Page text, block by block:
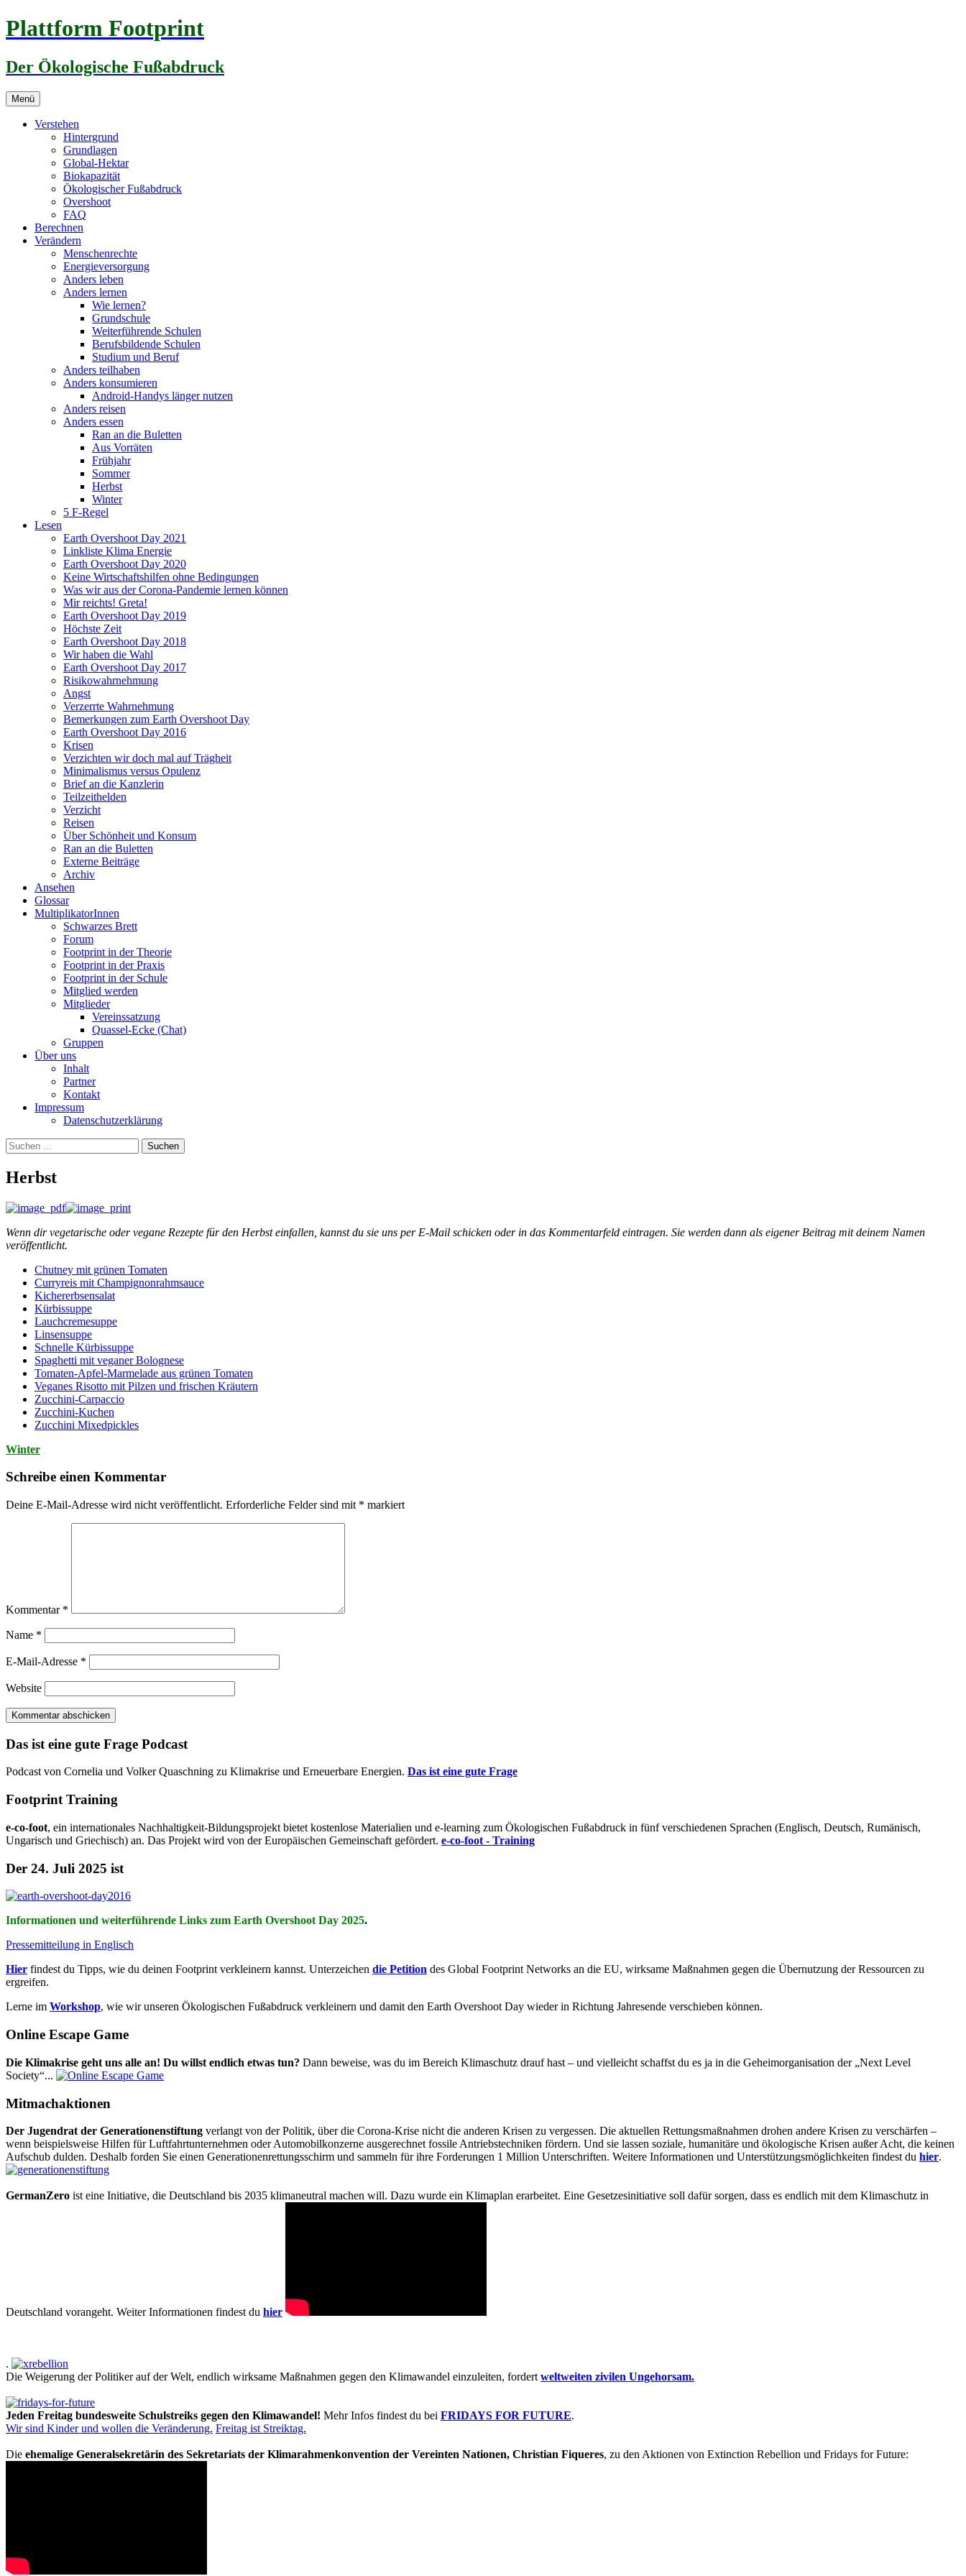
Zum
Inhalt
Plattform Footprint
Der Ökologische Fußabdruck
Menü
Verstehen
Hintergrund
Grundlagen
Global-Hektar
Biokapazität
Ökologischer Fußabdruck
Overshoot
FAQ
Berechnen
Verändern
Menschenrechte
Energieversorgung
Anders leben
Anders lernen
Wie lernen?
Grundschule
Weiterführende Schulen
Berufsbildende Schulen
Studium und Beruf
Anders teilhaben
Anders konsumieren
Android-Handys länger nutzen
Anders reisen
Anders essen
Ran an die Buletten
Aus Vorräten
Frühjahr
Sommer
Herbst
Winter
5 F-Regel
Lesen
Earth Overshoot Day 2021
Linkliste Klima Energie
Earth Overshoot Day 2020
Keine Wirtschaftshilfen ohne Bedingungen
Was wir aus der Corona-Pandemie lernen können
Mir reichts! Greta!
Earth Overshoot Day 2019
Höchste Zeit
Earth Overshoot Day 2018
Wir haben die Wahl
Earth Overshoot Day 2017
Risikowahrnehmung
Angst
Verzerrte Wahrnehmung
Bemerkungen zum Earth Overshoot Day
Earth Overshoot Day 2016
Krisen
Verzichten wir doch mal auf Trägheit
Minimalismus versus Opulenz
Brief an die Kanzlerin
Teilzeithelden
Verzicht
Reisen
Über Schönheit und Konsum
Ran an die Buletten
Externe Beiträge
Archiv
Ansehen
Glossar
MultiplikatorInnen
Schwarzes Brett
Forum
Footprint in der Theorie
Footprint in der Praxis
Footprint in der Schule
Mitglied werden
Mitglieder
Vereinssatzung
Quassel-Ecke (Chat)
Gruppen
Über uns
Inhalt
Partner
Kontakt
Impressum
Datenschutzerklärung
Suchen
nach:
Herbst
Wenn dir vegetarische oder vegane Rezepte für den Herbst einfallen, kannst du sie uns per E-Mail schicken oder in das Kommentarfeld eintragen. Sie werden dann als eigener Beitrag mit deinem Namen
veröffentlicht.
Chutney mit grünen Tomaten
Curryreis mit Champignonrahmsauce
Kichererbsensalat
Kürbissuppe
Lauchcremesuppe
Linsensuppe
Schnelle Kürbissuppe
Spaghetti mit veganer Bolognese
Tomaten-Apfel-Marmelade aus grünen Tomaten
Veganes Risotto mit Pilzen und frischen Kräutern
Zucchini-Carpaccio
Zucchini-Kuchen
Zucchini Mixedpickles
Winter
Schreibe einen Kommentar
Deine E-Mail-Adresse wird nicht veröffentlicht. Erforderliche Felder sind mit * markiert
Kommentar *
Name *
E-Mail-Adresse *
Website
Das ist eine gute Frage Podcast
Podcast von Cornelia und Volker Quaschning zu Klimakrise und Erneuerbare Energien. Das ist eine gute Frage
Footprint Training
e-co-foot, ein internationales Nachhaltigkeit-Bildungsprojekt bietet kostenlose Materialien und e-learning zum Ökologischen Fußabdruck in fünf verschiedenen Sprachen (Englisch, Deutsch, Rumänisch,
Ungarisch und Griechisch) an. Das Projekt wird von der Europäischen Gemeinschaft gefördert. e-co-foot - Training
Der 24. Juli 2025 ist
Informationen und weiterführende Links zum Earth Overshoot Day 2025.
Pressemitteilung in Englisch
Hier findest du Tipps, wie du deinen Footprint verkleinern kannst. Unterzeichen die Petition des Global Footprint Networks an die EU, wirksame Maßnahmen gegen die Übernutzung der Ressourcen zu
ergreifen.
Lerne im Workshop, wie wir unseren Ökologischen Fußabdruck verkleinern und damit den Earth Overshoot Day wieder in Richtung Jahresende verschieben können.
Online Escape Game
Die Klimakrise geht uns alle an! Du willst endlich etwas tun? Dann beweise, was du im Bereich Klimaschutz drauf hast – und vielleicht schaffst du es ja in die Geheimorganisation der „Next Level
Society“...
Mitmachaktionen
Der Jugendrat der Generationenstiftung verlangt von der Politik, über die Corona-Krise nicht die anderen Krisen zu vergessen. Die aktuellen Rettungsmaßnahmen drohen andere Krisen zu verschärfen –
wenn beispielsweise Hilfen für Luftfahrtunternehmen oder Automobilkonzerne ausgerechnet fossile Antriebstechniken fördern. Und sie lassen soziale, humanitäre und ökologische Krisen außer Acht, die keinen
Aufschub dulden. Deshalb forden Sie einen Generationenrettungsschirm und sammeln für ihre Forderungen 1 Million Unterschriften. Weitere Informationen und Unterstützungsmöglichkeiten findest du hier.
GermanZero ist eine Initiative, die Deutschland bis 2035 klimaneutral machen will. Dazu wurde ein Klimaplan erarbeitet. Eine Gesetzesinitiative soll dafür sorgen, dass es endlich mit dem Klimaschutz in
Deutschland vorangeht. Weiter Informationen findest du hier
.
Die Weigerung der Politiker auf der Welt, endlich wirksame Maßnahmen gegen den Klimawandel einzuleiten, fordert weltweiten zivilen Ungehorsam.
Jeden Freitag bundesweite Schulstreiks gegen den Klimawandel! Mehr Infos findest du bei FRIDAYS FOR FUTURE.
Wir sind Kinder und wollen die Veränderung. Freitag ist Streiktag.
Die ehemalige Generalsekretärin des Sekretariats der Klimarahmenkonvention der Vereinten Nationen, Christian Fiqueres, zu den Aktionen von Extinction Rebellion und Fridays for Future: